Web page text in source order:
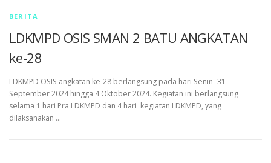
BERITA
LDKMPD OSIS SMAN 2 BATU ANGKATAN
ke-28
LDKMPD OSIS angkatan ke-28 berlangsung pada hari Senin- 31
September 2024 hingga 4 Oktober 2024. Kegiatan ini berlangsung
selama 1 hari Pra LDKMPD dan 4 hari kegiatan LDKMPD, yang
dilaksanakan …